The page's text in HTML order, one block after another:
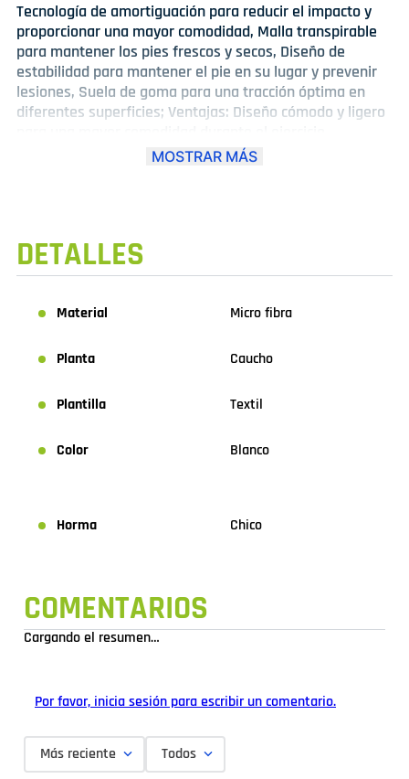
Tecnología de amortiguación para reducir el impacto y
proporcionar una mayor comodidad, Malla transpirable
para mantener los pies frescos y secos, Diseño de
estabilidad para mantener el pie en su lugar y prevenir
lesiones, Suela de goma para una tracción óptima en
diferentes superficies; Ventajas: Diseño cómodo y ligero
Tecnología avanzada para mejorar el rendimiento y la
MOSTRAR MÁS
DETALLES
Material Micro fibra
Planta Caucho
Plantilla Textil
Color Blanco
Horma Chico
COMENTARIOS
Cargando el resumen…
Por favor, inicia sesión para escribir un comentario.
Más reciente Todos